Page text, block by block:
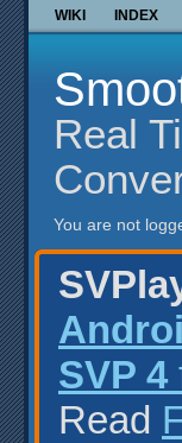
WIKI INDEX
Real
You are not
SVP 4
Read